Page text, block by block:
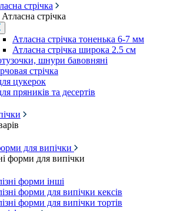
стрічка
Атласна стрічка
Атласна стрічка тоненька 6-7 мм
Атласна стрічка широка 2.5 см
шнури бавовняні
стрічка
цукерок
пряників та десертів
для випічки
форми для випічки
форми інші
форми для випічки кексів
форми для випічки тортів